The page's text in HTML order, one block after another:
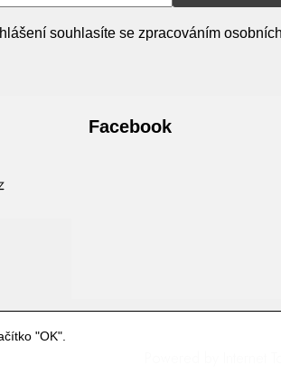
souhlasíte se zpracováním
Facebook
"OK".